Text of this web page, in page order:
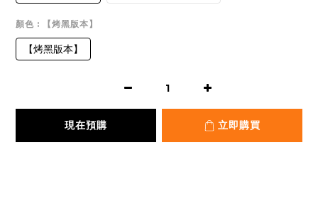
顏色 : 【烤黑版本】
【烤黑版本】
現在預購 立即購買